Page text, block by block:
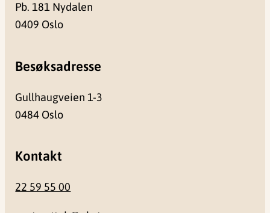
Pb. 181 Nydalen
0409 Oslo
Besøksadresse
Gullhaugveien 1-3
0484 Oslo
Kontakt
22 59 55 00